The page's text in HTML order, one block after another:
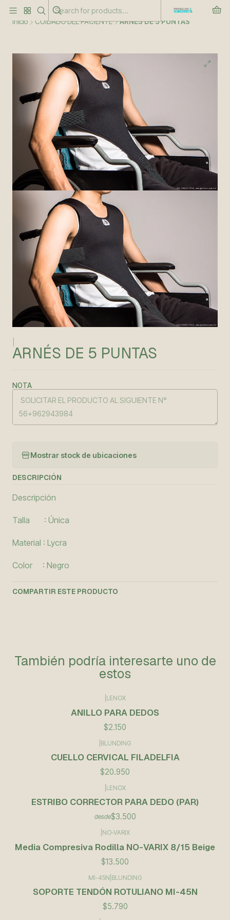
Inicio CUIDADO DEL PACIENTE ARNÉS DE 5 PUNTAS
ARNÉS DE 5 PUNTAS
NOTA
Mostrar stock de ubicaciones
DESCRIPCIÓN
Descripción
Talla : Única
Material : Lycra
Color : Negro
COMPARTIR ESTE PRODUCTO
También podría interesarte uno de
estos
LENOX
ANILLO PARA DEDOS
$2.150
BLUNDING
CUELLO CERVICAL FILADELFIA
$20.950
LENOX
ESTRIBO CORRECTOR PARA DEDO (PAR)
desde$3.500
Agotado
NO-VARIX
Media Compresiva Rodilla NO-VARIX 8/15 Beige
$13.500
MI-45N BLUNDING
SOPORTE TENDÓN ROTULIANO MI-45N
$5.790